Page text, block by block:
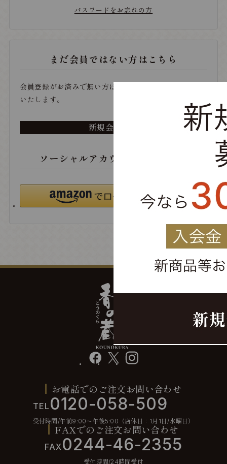
パスワードをお忘れの方
まだ会員ではない方はこちら
会員登録がお済みで無い方は、こちらから登録をお願い
いたします。
新規会員登録
ソーシャルアカウントでログイン
facebook instagram
お電話でのご注文お問い合わせ
TEL 0120-058-509
受付時間/午前9:00〜午後5:00（店休日：1月1日/水曜日）
FAXでのご注文お問い合わせ
FAX0244-46-2355
受付時間/24時間受付